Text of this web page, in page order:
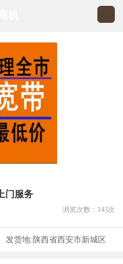
门服务
浏览次数： 143次
发货地:陕西省西安市新城区